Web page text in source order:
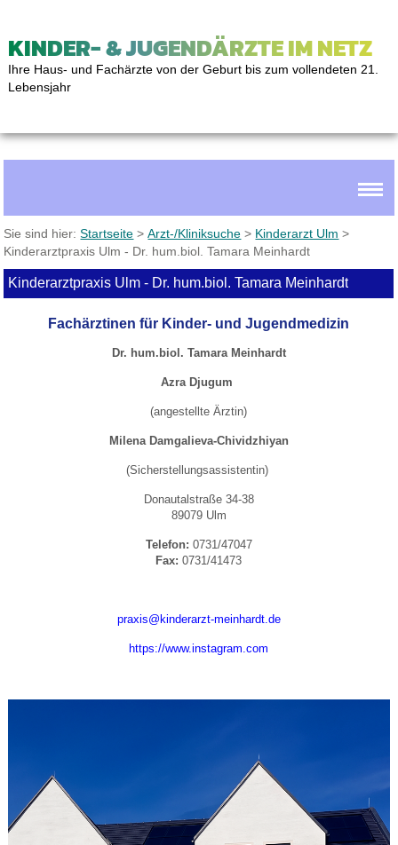
KINDER- & JUGENDÄRZTE IM NETZ
Ihre Haus- und Fachärzte von der Geburt bis zum vollendeten 21.
Lebensjahr
Sie sind hier:Startseite >Arzt-/Kliniksuche > Kinderarzt Ulm >
Kinderarztpraxis Ulm - Dr. hum.biol. Tamara Meinhardt
Kinderarztpraxis Ulm - Dr. hum.biol. Tamara Meinhardt
Fachärztinen für Kinder- und Jugendmedizin
Dr. hum.biol. Tamara Meinhardt
Azra Djugum
(angestellte Ärztin)
Milena Damgalieva-Chividzhiyan
(Sicherstellungsassistentin)
Donautalstraße 34-38
89079 Ulm
Telefon: 0731/47047
Fax: 0731/41473
praxis@kinderarzt-meinhardt.de
https://www.instagram.com